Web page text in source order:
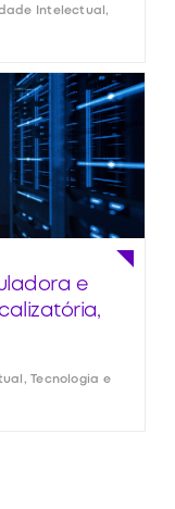
Intelectual,
e
Tecnologia e